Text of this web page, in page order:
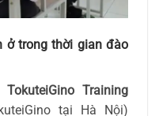
ở trong thời gian đào
TokuteiGino Training
tại Hà Nội)